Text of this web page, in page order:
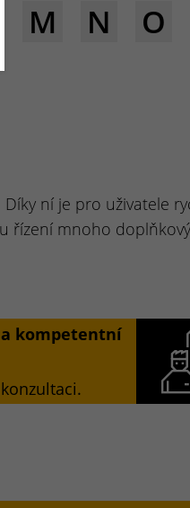
M N O
ní je pro uživatele
řízení mnoho
kompetentní